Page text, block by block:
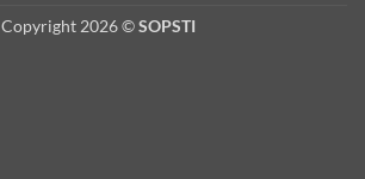
Copyright 2026 ©SOPSTI